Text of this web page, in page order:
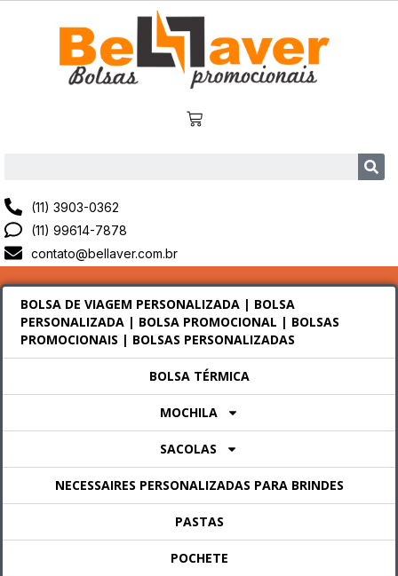
(11) 3903-0362
(11) 99614-7878
contato@bellaver.com.br
BOLSA DE VIAGEM PERSONALIZADA | BOLSA
PERSONALIZADA | BOLSA PROMOCIONAL | BOLSAS
PROMOCIONAIS | BOLSAS PERSONALIZADAS
BOLSA TÉRMICA
MOCHILA
SACOLAS
NECESSAIRES PERSONALIZADAS PARA BRINDES
PASTAS
POCHETE